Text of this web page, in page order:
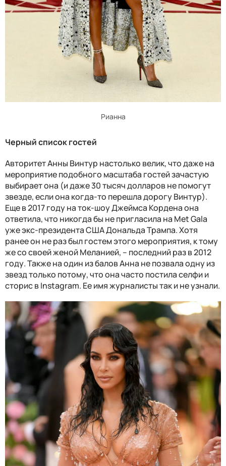
Рианна
Черный список гостей
Авторитет Анны Винтур настолько велик, что даже на
мероприятие подобного масштаба гостей зачастую
выбирает она (и даже 30 тысяч долларов не помогут
звезде, если она когда-то перешла дорогу Винтур).
Еще в 2017 году на ток-шоу Джеймса Кордена она
ответила, что никогда бы не пригласила на Met Gala
уже экс-президента США Дональда Трампа. Хотя
ранее он не раз был гостем этого мероприятия, к тому
же со своей женой Меланией, – последний раз в 2012
году. Также на один из балов Анна не позвала одну из
звезд только потому, что она часто постила селфи и
сторис в Instagram. Ее имя журналисты так и не узнали.